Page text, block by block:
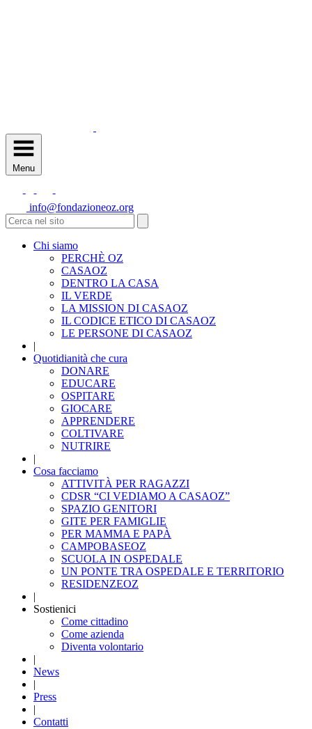
Menu
info@fondazioneoz.org
Chi siamo
PERCHÈ OZ
CASAOZ
DENTRO LA CASA
IL VERDE
LA MISSION DI CASAOZ
IL CODICE ETICO DI CASAOZ
LE PERSONE DI CASAOZ
|
Quotidianità che cura
DONARE
EDUCARE
OSPITARE
GIOCARE
APPRENDERE
COLTIVARE
NUTRIRE
|
Cosa facciamo
ATTIVITÀ PER RAGAZZI
CDSR “CI VEDIAMO A CASAOZ”
SPAZIO GENITORI
GITE PER FAMIGLIE
PER MAMMA E PAPÀ
CAMPOBASEOZ
SCUOLA IN OSPEDALE
UN PONTE TRA OSPEDALE E TERRITORIO
RESIDENZEOZ
|
Sostienici
Come cittadino
Come azienda
Diventa volontario
|
News
|
Press
|
Contatti